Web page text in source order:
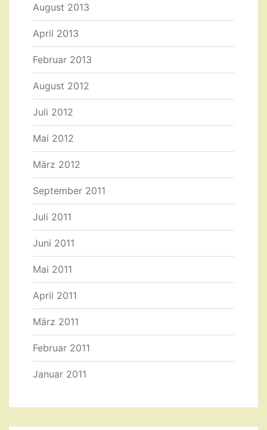
August 2013
April 2013
Februar 2013
August 2012
Juli 2012
Mai 2012
März 2012
September 2011
Juli 2011
Juni 2011
Mai 2011
April 2011
März 2011
Februar 2011
Januar 2011